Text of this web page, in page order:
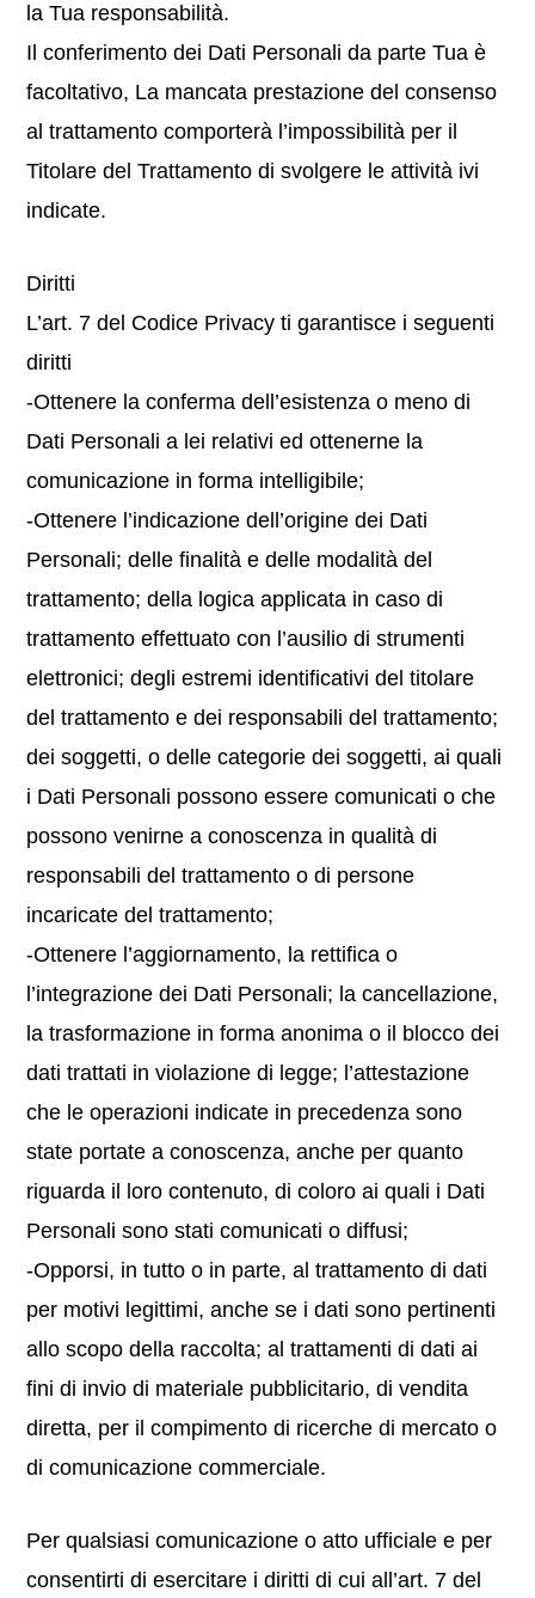
la Tua responsabilità.
Il conferimento dei Dati Personali da parte Tua è
facoltativo, La mancata prestazione del consenso
al trattamento comporterà l’impossibilità per il
Titolare del Trattamento di svolgere le attività ivi
indicate.
Diritti
L’art. 7 del Codice Privacy ti garantisce i seguenti
diritti
-Ottenere la conferma dell’esistenza o meno di
Dati Personali a lei relativi ed ottenerne la
comunicazione in forma intelligibile;
-Ottenere l’indicazione dell’origine dei Dati
Personali; delle finalità e delle modalità del
trattamento; della logica applicata in caso di
trattamento effettuato con l’ausilio di strumenti
elettronici; degli estremi identificativi del titolare
del trattamento e dei responsabili del trattamento;
dei soggetti, o delle categorie dei soggetti, ai quali
i Dati Personali possono essere comunicati o che
possono venirne a conoscenza in qualità di
responsabili del trattamento o di persone
incaricate del trattamento;
-Ottenere l’aggiornamento, la rettifica o
l’integrazione dei Dati Personali; la cancellazione,
la trasformazione in forma anonima o il blocco dei
dati trattati in violazione di legge; l’attestazione
che le operazioni indicate in precedenza sono
state portate a conoscenza, anche per quanto
riguarda il loro contenuto, di coloro ai quali i Dati
Personali sono stati comunicati o diffusi;
-Opporsi, in tutto o in parte, al trattamento di dati
per motivi legittimi, anche se i dati sono pertinenti
allo scopo della raccolta; al trattamenti di dati ai
fini di invio di materiale pubblicitario, di vendita
diretta, per il compimento di ricerche di mercato o
di comunicazione commerciale.
Per qualsiasi comunicazione o atto ufficiale e per
consentirti di esercitare i diritti di cui all’art. 7 del